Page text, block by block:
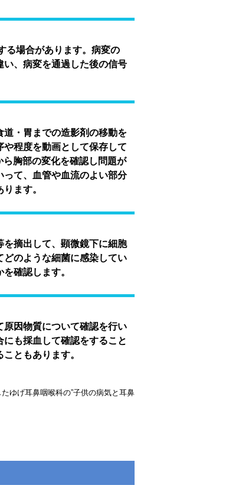
場合があります。病変の
、病変を通過した後の信号
・胃までの造影剤の移動を
程度を動画として保存して
胸部の変化を確認し問題が
て、血管や血流のよい部分
ます。
摘出して、顕微鏡下に細胞
のような細菌に感染してい
確認します。
因物質について確認を行い
も採血して確認をすること
ともあります。
ゆげ耳鼻咽喉科の”子供の病気と耳鼻